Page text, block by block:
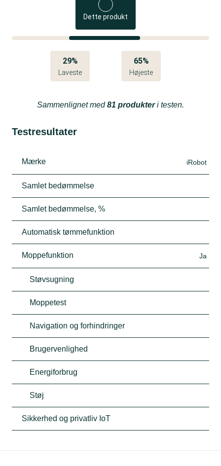
Dette produkt
29%
Laveste
65%
Højeste
Sammenlignet med81 produkteri testen.
Testresultater
Mærke iRobot
Samlet bedømmelse
Samlet bedømmelse, %
Automatisk tømmefunktion
Moppefunktion Ja
Støvsugning
Moppetest
Navigation og forhindringer
Brugervenlighed
Energiforbrug
Støj
Sikkerhed og privatliv IoT